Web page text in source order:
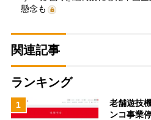
懸念も
関連記事
ランキング
1
老舗遊技
ンコ事業